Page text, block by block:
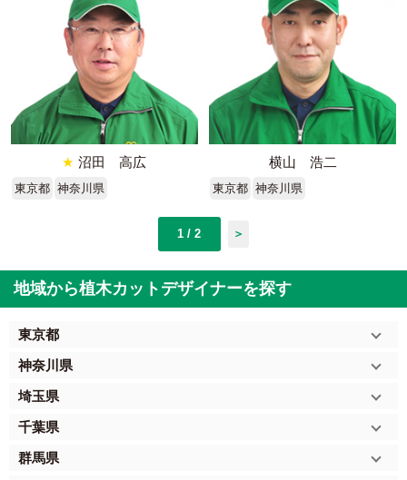
★ 沼田 高広
東京都 神奈川県
横山 浩二
東京都 神奈川県
1 / 2 ＞
地域から植木カットデザイナーを探す
東京都
神奈川県
埼玉県
千葉県
群馬県